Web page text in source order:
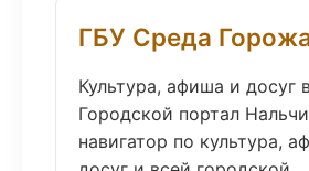
ГБУ Среда
Культура, афиша и досуг
Городской портал
навигатор по культура,